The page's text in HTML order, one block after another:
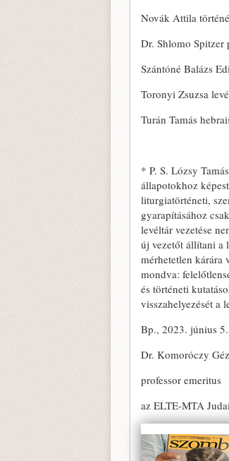
Novák Attila
Dr. Shlomo Spitzer
Szántóné Balázs
Toronyi Zsuzsa
Turán Tamás
* P. S. Lózsy
állapotokhoz
liturgiatörténeti,
gyarapításához
levéltár vezetése
új vezetőt állítani a
mérhetetlen kárára
mondva:
és történeti
visszahelyezését a
Bp., 2023. június 5.
Dr. Komoróczy
professor emeritus
az ELTE-MTA